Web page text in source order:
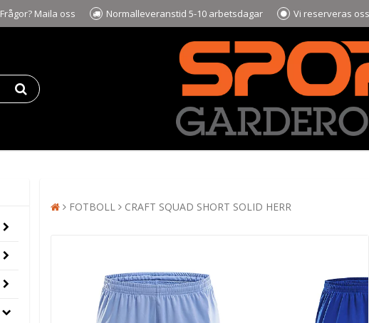
Frågor? Maila oss Normalleveranstid 5-10 arbetsdagar Vi reserveras
FOTBOLL CRAFT SQUAD SHORT SOLID HERR